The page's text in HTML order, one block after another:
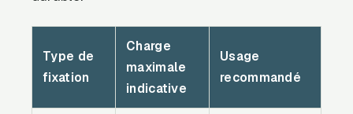
Type de
fixation
Charge
maximale
indicative
Usage
recommandé